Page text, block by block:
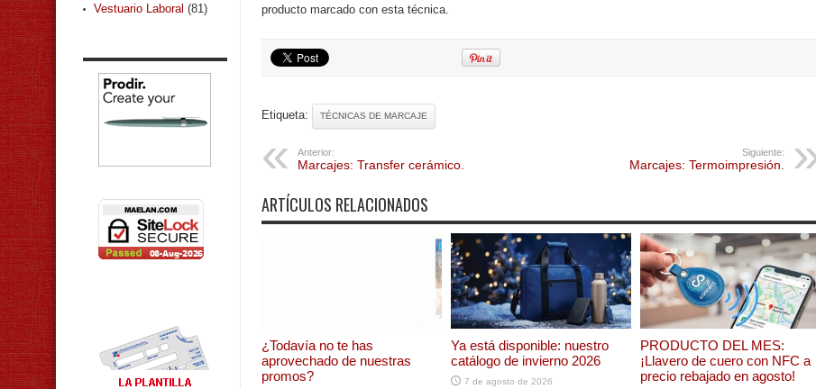
producto marcado con esta técnica.
Etiqueta: TÉCNICAS DE MARCAJE
Anterior:
Marcajes: Transfer cerámico.
Siguiente:
Marcajes: Termoimpresión.
ARTÍCULOS RELACIONADOS
¿Todavía no te has
aprovechado de nuestras
promos?
Ya está disponible: nuestro
catálogo de invierno 2026
7 de agosto de 2026
PRODUCTO DEL MES:
¡Llavero de cuero con NFC a
precio rebajado en agosto!
Vestuario Laboral (81)